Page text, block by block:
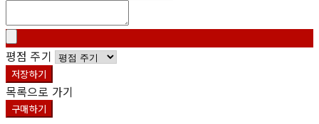
평점 주기
저장하기
목록으로 가기
구매하기